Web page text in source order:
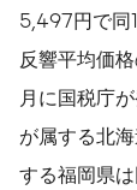
5,497円で同
反響平均価
月に国税庁
が属する北
する福岡県